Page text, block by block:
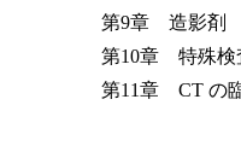
第9章 造影剤
第10章 特殊検
第11章 CT の